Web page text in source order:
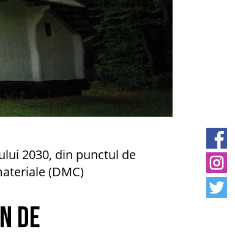
2030, din punctul de
(DMC)
de